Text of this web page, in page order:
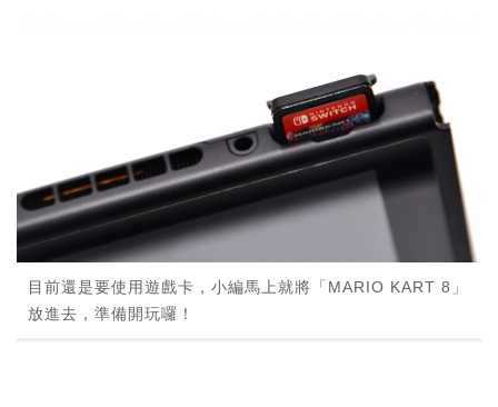
目前還是要使用遊戲卡，小編馬上就將「MARIO KART 8」
放進去，準備開玩囉！